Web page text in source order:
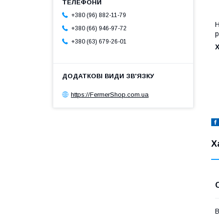
+380 (96) 882-11-79
+380 (66) 946-97-72
+380 (63) 679-26-01
https://FermerShop.com.ua